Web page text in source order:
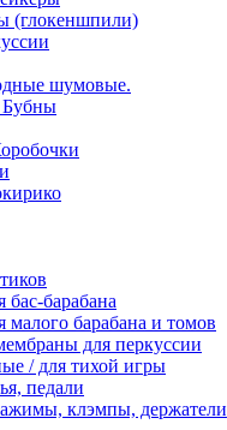
(глокеншпили)
шумовые.
бас-барабана
малого барабана и томов
для перкуссии
/ для тихой игры
педали
клэмпы, держатели